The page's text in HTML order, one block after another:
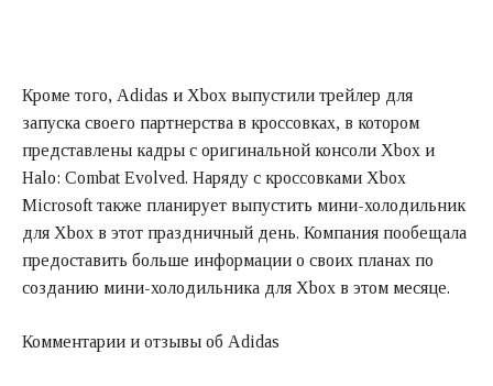
Кроме того, Adidas и Xbox выпустили трейлер для
запуска своего партнерства в кроссовках, в котором
представлены кадры с оригинальной консоли Xbox и
Halo: Combat Evolved. Наряду с кроссовками Xbox
Microsoft также планирует выпустить мини-холодильник
для Xbox в этот праздничный день. Компания пообещала
предоставить больше информации о своих планах по
созданию мини-холодильника для Xbox в этом месяце.
Комментарии и отзывы об Adidas